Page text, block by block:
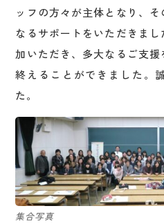
ッフの方々が主体となり、
なるサポートをいただきま
加いただき、多大なるご支
終えることができました。
た。
集合写真